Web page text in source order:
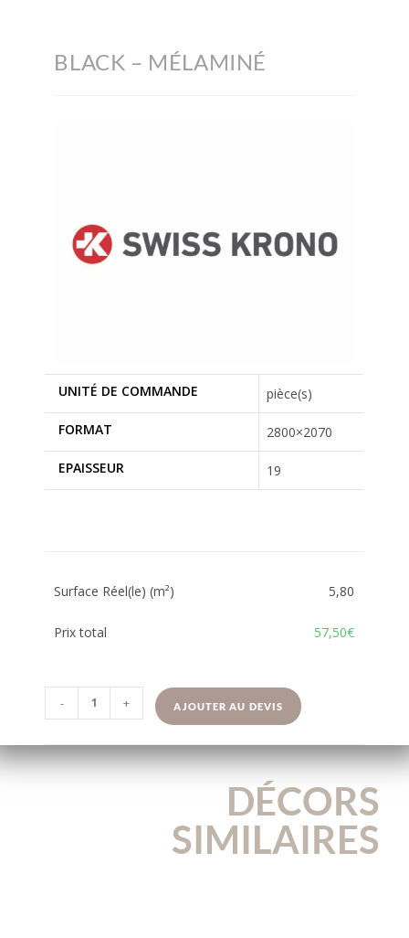
BLACK – MÉLAMINÉ
UNITÉ DE COMMANDE pièce(s)
FORMAT 2800×2070
EPAISSEUR 19
Surface Réel(le) (m²) 5,80
Prix total 57,50€
- + AJOUTER AU DEVIS
DÉCORS
SIMILAIRES